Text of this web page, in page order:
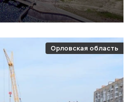
Орловская область